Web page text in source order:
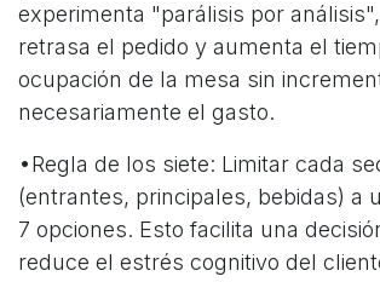
experimenta "parálisis por
retrasa el pedido y aumenta el
ocupación de la mesa sin
necesariamente el gasto.
•Regla de los siete: Limitar cada
(entrantes, principales, bebidas) a
7 opciones. Esto facilita una
reduce el estrés cognitivo del